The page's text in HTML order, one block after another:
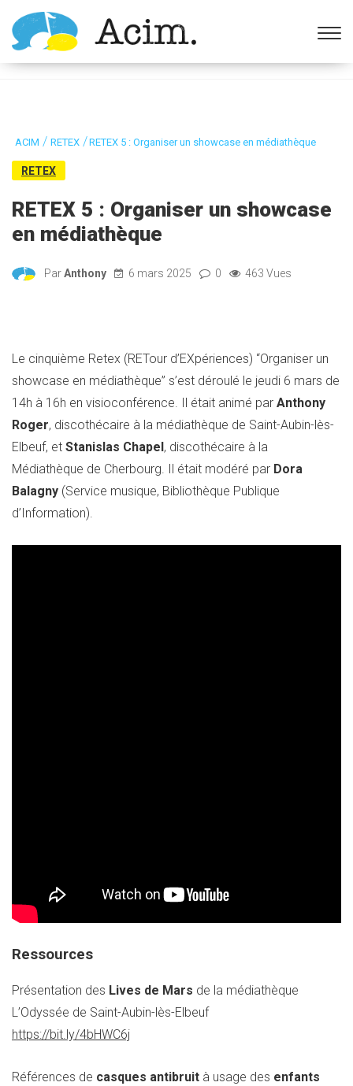
Ouvrir la barre d’outils
ACIM / RETEX /RETEX 5 : Organiser un showcase en médiathèque
RETEX
RETEX 5 : Organiser un showcase
en médiathèque
ParAnthony 6 mars 2025 0 463 Vues
Le cinquième Retex (RETour d’EXpériences) “Organiser un
showcase en médiathèque” s’est déroulé le jeudi 6 mars de
14h à 16h en visioconférence. Il était animé par Anthony
Roger, discothécaire à la médiathèque de Saint-Aubin-lès-
Elbeuf, et Stanislas Chapel, discothécaire à la
Médiathèque de Cherbourg. Il était modéré par Dora
Balagny (Service musique, Bibliothèque Publique
d’Information).
Ressources
Présentation des Lives de Mars de la médiathèque
L’Odyssée de Saint-Aubin-lès-Elbeuf
https://bit.ly/4bHWC6j
Références de casques antibruit à usage des enfants